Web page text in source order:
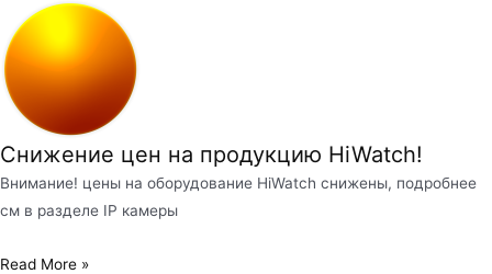
Снижение цен на продукцию HiWatch!
Внимание! цены на оборудование HiWatch снижены, подробнее
см в разделе IP камеры
Read More »